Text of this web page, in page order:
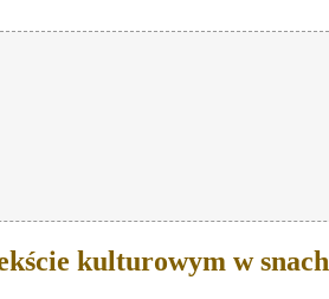
kulturowym w snach